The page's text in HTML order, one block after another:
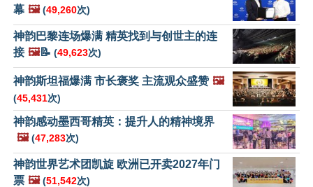
幕 🖼️ (49,260次)
神韵巴黎连场爆满 精英找到与创世主的连
接 🖼️📝 (49,623次)
神韵斯坦福爆满 市长褒奖 主流观众盛赞 🖼️
(45,431次)
神韵感动墨西哥精英：提升人的精神境界
🖼️ (47,283次)
神韵世界艺术团凯旋 欧洲已开卖2027年门
票 🖼️ (51,542次)